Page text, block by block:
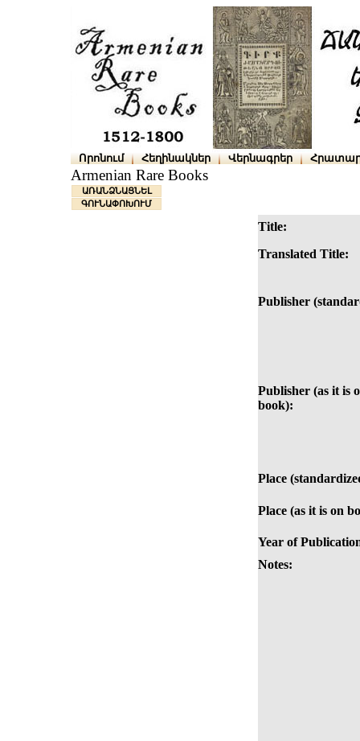
Որոնում Հեղինակներ Վերնագրեր
Armenian Rare Books
ԱՌԱՆՁՆԱՑՆԵԼ
ԳՈՒՆԱՓՈԽՈՒՄ
Title:
Translated Title:
Publisher
Publisher (as it is
book):
Place
Place (as it is on
Year of
Notes: